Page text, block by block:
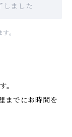
しました
。
。
までにお時間を